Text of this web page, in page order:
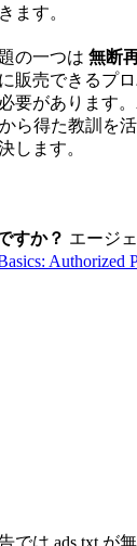
ます。
の一つは 無断
販売できるプ
要があります
ら得た教訓を
します。
すか？ エージ
Authorized
では ads.txt が